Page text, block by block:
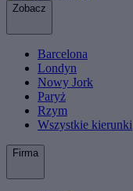
Zobacz
Barcelona
Londyn
Nowy Jork
Paryż
Rzym
Wszystkie kierunki
Firma